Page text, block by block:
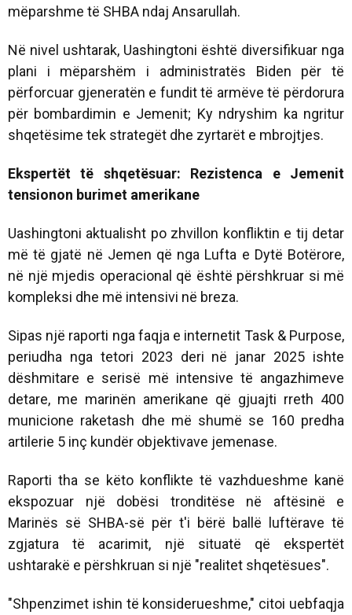
mëparshme të SHBA ndaj Ansarullah.
Në nivel ushtarak, Uashingtoni është diversifikuar nga
plani i mëparshëm i administratës Biden për të
përforcuar gjeneratën e fundit të armëve të përdorura
për bombardimin e Jemenit; Ky ndryshim ka ngritur
shqetësime tek strategët dhe zyrtarët e mbrojtjes.
Ekspertët të shqetësuar: Rezistenca e Jemenit
tensionon burimet amerikane
Uashingtoni aktualisht po zhvillon konfliktin e tij detar
më të gjatë në Jemen që nga Lufta e Dytë Botërore,
në një mjedis operacional që është përshkruar si më
kompleksi dhe më intensivi në breza.
Sipas një raporti nga faqja e internetit Task & Purpose,
periudha nga tetori 2023 deri në janar 2025 ishte
dëshmitare e serisë më intensive të angazhimeve
detare, me marinën amerikane që gjuajti rreth 400
municione raketash dhe më shumë se 160 predha
artilerie 5 inç kundër objektivave jemenase.
Raporti tha se këto konflikte të vazhdueshme kanë
ekspozuar një dobësi tronditëse në aftësinë e
Marinës së SHBA-së për t'i bërë ballë luftërave të
zgjatura të acarimit, një situatë që ekspertët
ushtarakë e përshkruan si një "realitet shqetësues".
"Shpenzimet ishin të konsiderueshme," citoi uebfaqja